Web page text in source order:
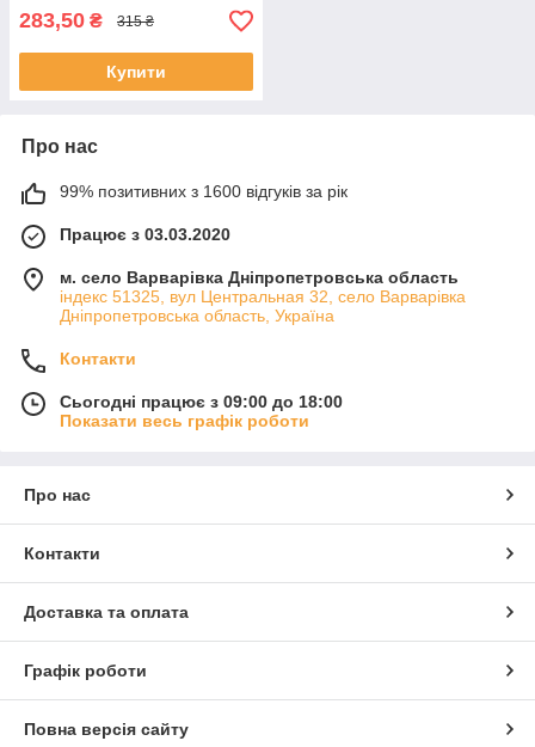
283,50 ₴ 315 ₴
Купити
Про нас
99% позитивних з 1600 відгуків за рік
Працює з 03.03.2020
м. село Варварівка Дніпропетровська область
індекс 51325, вул Центральная 32, село Варварівка
Дніпропетровська область, Україна
Контакти
Сьогодні працює з 09:00 до 18:00
Показати весь графік роботи
Про нас
Контакти
Доставка та оплата
Графік роботи
Повна версія сайту